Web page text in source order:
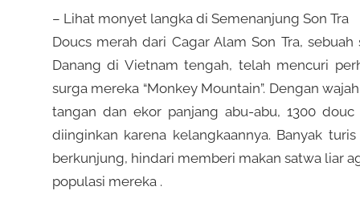
p
e
r
c
i
n
k
a
n
– Lihat monyet langka di Semenanjung Son Tra
Doucs merah dari Cagar Alam Son Tra,
Danang di Vietnam tengah, telah mencuri
surga mereka “Monkey Mountain”. Dengan
tangan dan ekor panjang abu-abu, 1300
diinginkan karena kelangkaannya. Banyak
berkunjung, hindari memberi makan satwa liar
populasi mereka .